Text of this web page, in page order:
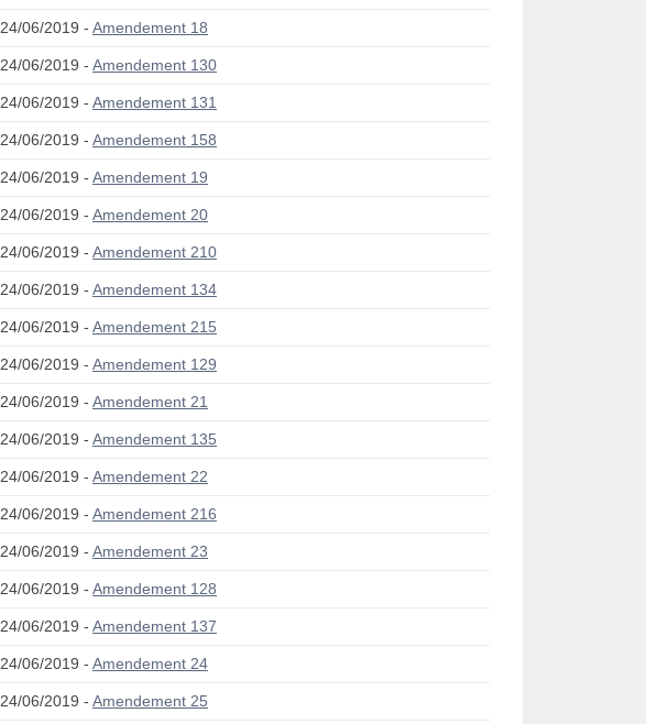
24/06/2019 - Amendement 18
24/06/2019 - Amendement 130
24/06/2019 - Amendement 131
24/06/2019 - Amendement 158
24/06/2019 - Amendement 19
24/06/2019 - Amendement 20
24/06/2019 - Amendement 210
24/06/2019 - Amendement 134
24/06/2019 - Amendement 215
24/06/2019 - Amendement 129
24/06/2019 - Amendement 21
24/06/2019 - Amendement 135
24/06/2019 - Amendement 22
24/06/2019 - Amendement 216
24/06/2019 - Amendement 23
24/06/2019 - Amendement 128
24/06/2019 - Amendement 137
24/06/2019 - Amendement 24
24/06/2019 - Amendement 25